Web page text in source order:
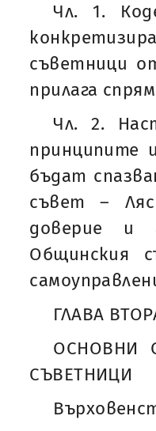
Чл. 1.
съветници
прилага
Чл. 2.
принципите
бъдат
съвет –
доверие и
Общинския
ГЛАВА
ОСНОВНИ
СЪВЕТНИЦИ